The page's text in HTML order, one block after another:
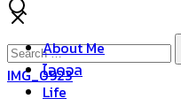
Skip
content
About Me
ไอดอล
Life
Search
for:
IMG_0923